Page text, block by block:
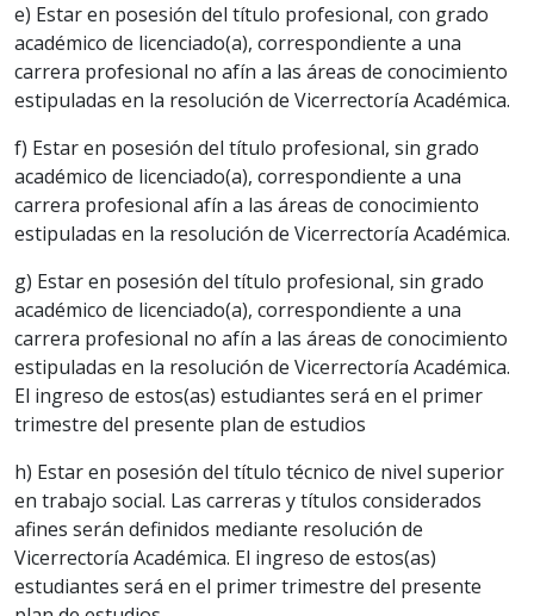
e) Estar en posesión del título profesional, con grado
académico de licenciado(a), correspondiente a una
carrera profesional no afín a las áreas de conocimiento
estipuladas en la resolución de Vicerrectoría Académica.
f) Estar en posesión del título profesional, sin grado
académico de licenciado(a), correspondiente a una
carrera profesional afín a las áreas de conocimiento
estipuladas en la resolución de Vicerrectoría Académica.
g) Estar en posesión del título profesional, sin grado
académico de licenciado(a), correspondiente a una
carrera profesional no afín a las áreas de conocimiento
estipuladas en la resolución de Vicerrectoría Académica.
El ingreso de estos(as) estudiantes será en el primer
trimestre del presente plan de estudios
h) Estar en posesión del título técnico de nivel superior
en trabajo social. Las carreras y títulos considerados
afines serán definidos mediante resolución de
Vicerrectoría Académica. El ingreso de estos(as)
estudiantes será en el primer trimestre del presente